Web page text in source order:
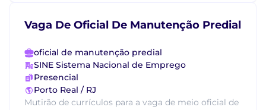
Vaga De Oficial De Manutenção Predial
oficial de manutenção predial
SINE Sistema Nacional de Emprego
Presencial
Porto Real / RJ
Mutirão de currículos para a vaga de meio oficial de